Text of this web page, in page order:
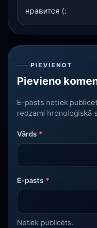
нравится (:
PIEVIENOT
Pievieno
E-pasts netiek
redzami hronoloģiskā
Vārds *
E-pasts *
Netiek publicēts.